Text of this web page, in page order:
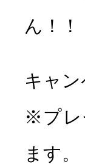
ん！！
キャ
※プレ
ます。